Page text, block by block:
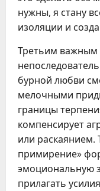
нужны, я стану
изоляции и
Третьим важным
бурной любви
мелочными
границы
компенсирует
или раскаянием.
примирение»
эмоциональную
прилагать